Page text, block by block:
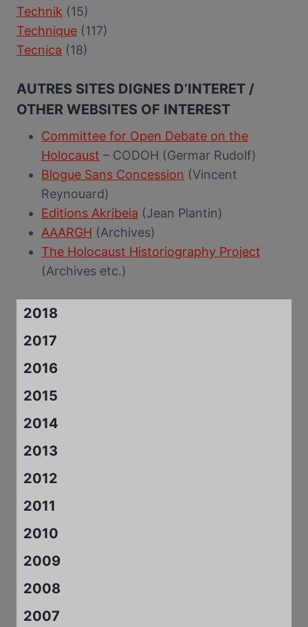
Technik (15)
Technique (117)
Tecnica (18)
AUTRES SITES DIGNES D’INTERET /
OTHER WEBSITES OF INTEREST
Committee for Open Debate on the
Holocaust – CODOH (Germar Rudolf)
Blogue Sans Concession (Vincent
Reynouard)
Editions Akribeia (Jean Plantin)
AAARGH (Archives)
The Holocaust Historiography Project
(Archives etc.)
2018
2017
2016
2015
2014
2013
2012
2011
2010
2009
2008
2007